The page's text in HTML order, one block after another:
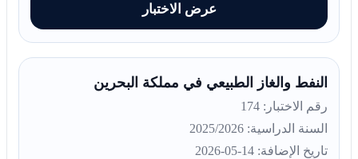
عرض الاختبار
النفط والغاز الطبيعي في مملكة البحرين
رقم الاختبار: 174
السنة الدراسية: 2025/2026
تاريخ الإضافة: 14-05-2026